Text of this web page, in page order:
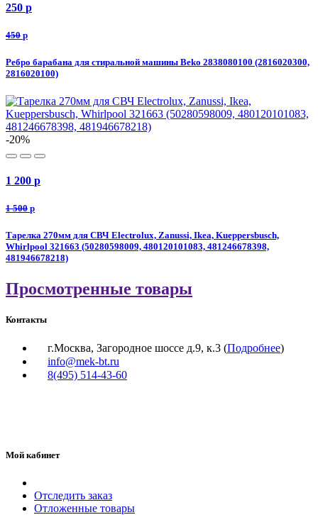
250 p
450 p
Ребро барабана для стиральной машины Beko 2838080100 (2816020300,
2816020100)
-20%
1 200 p
1 500 p
Тарелка 270мм для СВЧ Electrolux, Zanussi, Ikea, Kueppersbusch,
Whirlpool 321663 (50280598009, 480120101083, 481246678398,
481946678218)
Просмотренные товары
Контакты
г.Москва, Загородное шоссе д.9, к.3 (Подробнее)
info@mek-bt.ru
8(495) 514-43-60
Мой кабинет
Отследить заказ
Отложенные товары